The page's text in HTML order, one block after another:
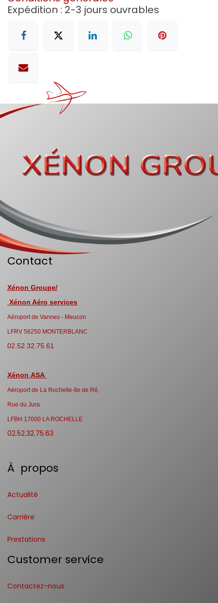
Expédition : 2-3 jours ouvrables
Contact
Xénon Groupe/
Xénon Aéro services
Aéroport de Vannes - Meucon
LFRV 56250 MONTERBLANC
02.52.32.75.61
Xénon ASA
Aéroport de La Rochelle-Ile de Ré,
Rue du Jura
LFBH 17000 LA ROCHELLE
02.52.32.75.63
À propos
Actualité
Carrière
Prestations
Customer service
Contactez-nous